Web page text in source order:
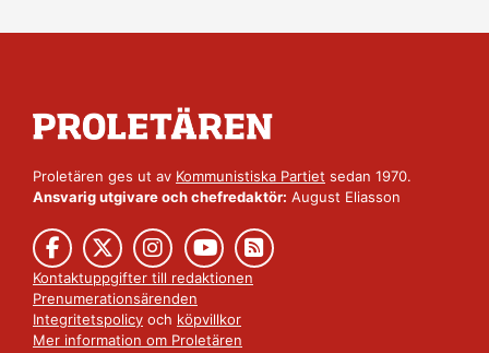
Proletären ges ut av Kommunistiska Partiet sedan 1970.
Ansvarig utgivare och chefredaktör: August Eliasson
Kontaktuppgifter till redaktionen
Prenumerationsärenden
Integritetspolicy och köpvillkor
Mer information om Proletären